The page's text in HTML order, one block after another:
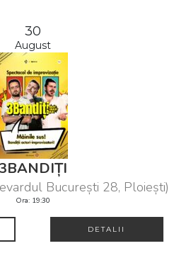
30
August
3BANDIȚI
București 28, Ploiești)
Ora: 19:30
DETALII